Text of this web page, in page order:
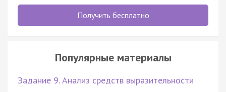
Получить бесплатно
Популярные материалы
Задание 9. Анализ средств выразительности